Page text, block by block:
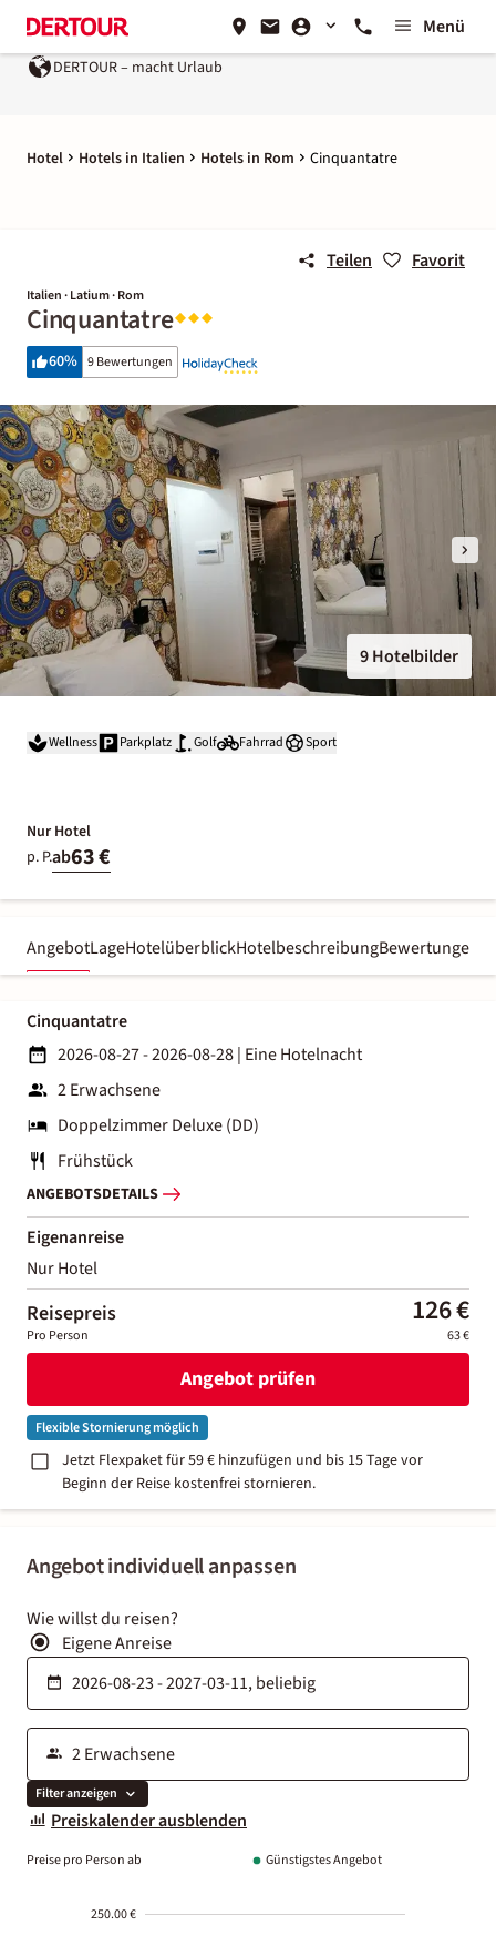
Menü
DERTOUR – macht Urlaub
Hotel Hotels in Italien Hotels in Rom Cinquantatre
Teilen Favorit
Italien · Latium · Rom
Cinquantatre
60% 9 Bewertungen
9 Hotelbilder
Wellness Parkplatz Golf Fahrrad Sport
Nur Hotel
p. P.ab63 €
AngebotLageHotelüberblickHotelbeschreibungBewertungen
Angebot individuell anpassen
Wie willst du reisen?
Eigene Anreise
Filter anzeigen
Preiskalender ausblenden
Preise pro Person ab Günstigstes Angebot
250.00 €
Cinquantatre
2026-08-27 - 2026-08-28| Eine Hotelnacht
2 Erwachsene
Doppelzimmer Deluxe (DD)
Frühstück
ANGEBOTSDETAILS
Eigenanreise
Nur Hotel
Reisepreis 126 €
Pro Person 63 €
Angebot prüfen
Flexible Stornierung möglich
Jetzt Flexpaket für 59 € hinzufügen und bis 15 Tage vor
Beginn der Reise kostenfrei stornieren.